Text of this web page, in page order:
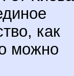
как
можно